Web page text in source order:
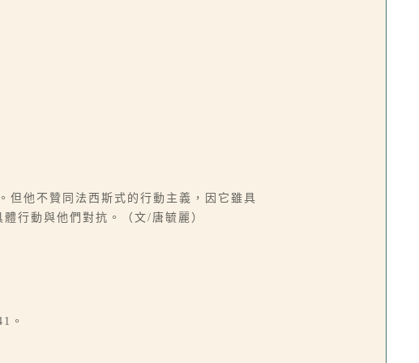
但他不贊同法西斯式的行動主義，因它雖具
行動與他們對抗。（文/唐毓麗）
。